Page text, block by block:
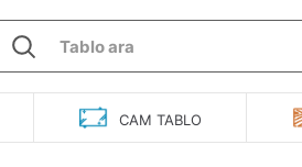
CAM TABLO